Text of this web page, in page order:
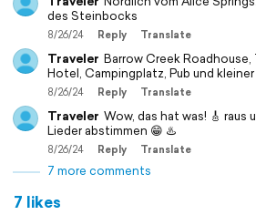
des Steinbocks
8/26/24 Reply Translate
Traveler Barrow Creek Roadhouse,
Hotel, Campingplatz, Pub und
8/26/24 Reply Translate
Traveler Wow, das hat was! 🎸 raus
Lieder abstimmen 😁 ♨️
8/26/24 Reply Translate
7 more comments
7 likes